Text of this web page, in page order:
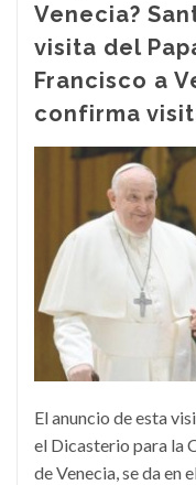
Venecia?
visita del
Francisco a
confirma
El anuncio de esta
el Dicasterio para la
de Venecia, se da en